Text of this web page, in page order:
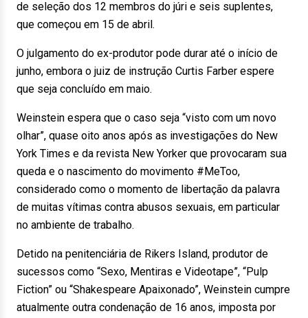
de seleção dos 12 membros do júri e seis suplentes,
que começou em 15 de abril.
O julgamento do ex-produtor pode durar até o início de
junho, embora o juiz de instrução Curtis Farber espere
que seja concluído em maio.
Weinstein espera que o caso seja “visto com um novo
olhar”, quase oito anos após as investigações do New
York Times e da revista New Yorker que provocaram sua
queda e o nascimento do movimento #MeToo,
considerado como o momento de libertação da palavra
de muitas vítimas contra abusos sexuais, em particular
no ambiente de trabalho.
Detido na penitenciária de Rikers Island, produtor de
sucessos como “Sexo, Mentiras e Videotape”, “Pulp
Fiction” ou “Shakespeare Apaixonado”, Weinstein cumpre
atualmente outra condenação de 16 anos, imposta por